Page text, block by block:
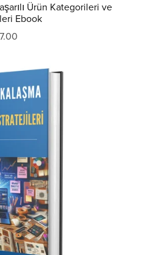
Ürün Kategorileri ve
Ebook